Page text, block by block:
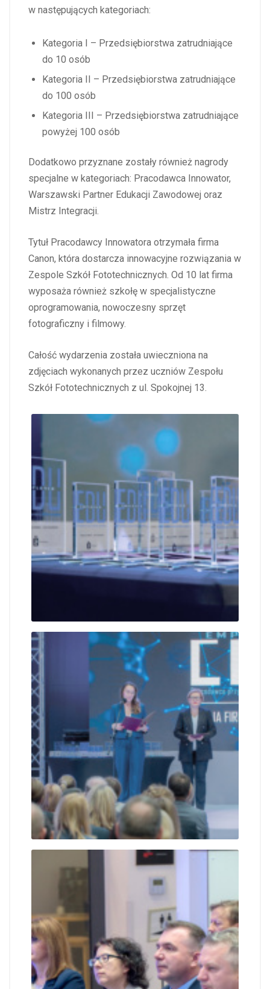
w następujących kategoriach:
Kategoria I – Przedsiębiorstwa zatrudniające
do 10 osób
Kategoria II – Przedsiębiorstwa zatrudniające
do 100 osób
Kategoria III – Przedsiębiorstwa zatrudniające
powyżej 100 osób
Dodatkowo przyznane zostały również nagrody
specjalne w kategoriach: Pracodawca Innowator,
Warszawski Partner Edukacji Zawodowej oraz
Mistrz Integracji.
Tytuł Pracodawcy Innowatora otrzymała firma
Canon, która dostarcza innowacyjne rozwiązania w
Zespole Szkół Fototechnicznych. Od 10 lat firma
wyposaża również szkołę w specjalistyczne
oprogramowania, nowoczesny sprzęt
fotograficzny i filmowy.
Całość wydarzenia została uwieczniona na
zdjęciach wykonanych przez uczniów Zespołu
Szkół Fototechnicznych z ul. Spokojnej 13.